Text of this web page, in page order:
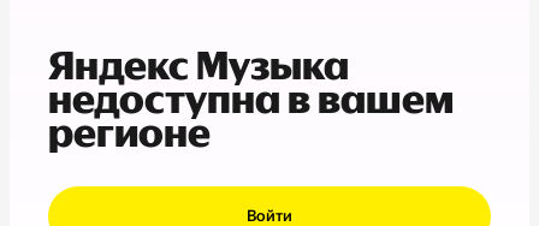
Яндекс Музыка
недоступна в вашем
регионе
Войти